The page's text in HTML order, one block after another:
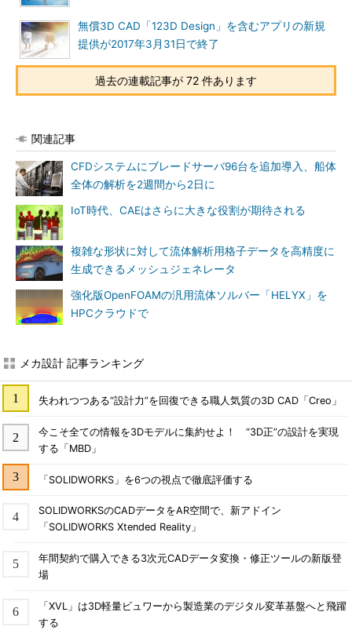
無償3D CAD「123D Design」を含むアプリの新規
提供が2017年3月31日で終了
過去の連載記事が 72 件あります
関連記事
CFDシステムにブレードサーバ96台を追加導入、船体
全体の解析を2週間から2日に
IoT時代、CAEはさらに大きな役割が期待される
複雑な形状に対して流体解析用格子データを高精度に
生成できるメッシュジェネレータ
強化版OpenFOAMの汎用流体ソルバー「HELYX」を
HPCクラウドで
メカ設計 記事ランキング
失われつつある“設計力”を回復できる職人気質の3D CAD「Creo」
今こそ全ての情報を3Dモデルに集約せよ！ “3D正”の設計を実現
する「MBD」
「SOLIDWORKS」を6つの視点で徹底評価する
SOLIDWORKSのCADデータをAR空間で、新アドイン
「SOLIDWORKS Xtended Reality」
年間契約で購入できる3次元CADデータ変換・修正ツールの新版登
場
「XVL」は3D軽量ビュワーから製造業のデジタル変革基盤へと飛躍
する